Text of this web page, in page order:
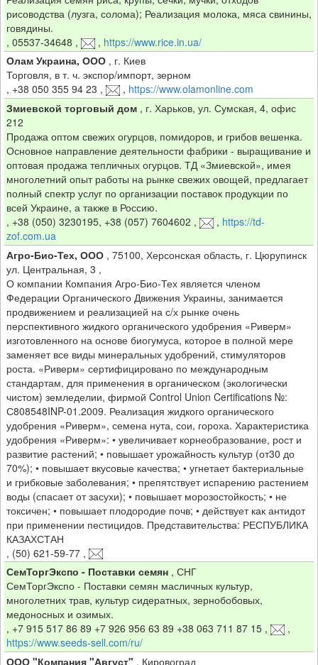
рисоводства (лузга, солома); Реализация молока, мяса свинины,
говядины.
, 05537-34648 , , https://www.rice.in.ua/
Олам Украина, ООО, г. Киев
Торговля, в т. ч. экспор/импорт, зерном
, +38 050 355 94 23 , , https://www.olamonline.com
Змиевской торговый дом, г. Харьков, ул. Сумская, 4, офис
212
Продажа оптом свежих огурцов, помидоров, и грибов вешенка.
Основное направление деятельности фабрики - выращивание и
оптовая продажа тепличных огурцов. ТД «Змиевской», имея
многолетний опыт работы на рынке свежих овощей, предлагает
полный спектр услуг по организации поставок продукции по
всей Украине, а также в Россию.
, +38 (050) 3230195, +38 (057) 7604602 , , https://td-
zof.com.ua
Агро-Био-Тех, ООО , 75100, Херсонская область, г. Цюрупинск
ул. Центральная, 3 ,
О компании Компания Агро-Био-Тех является членом
Федерации Органического Движения Украины, занимается
продвижением и реализацией на с/х рынке очень
перспективного жидкого органического удобрения «Риверм»
изготовленного на основе биогумуса, которое в полной мере
заменяет все виды минеральных удобрений, стимуляторов
роста. «Риверм» сертифицировано по международным
стандартам, для применения в органическом (экологически
чистом) земледелии, фирмой Control Union Certifications №:
С808548INP-01.2009. Реализация жидкого органического
удобрения «Риверм», семена нута, сои, гороха. Характеристика
удобрения «Риверм»: • увеличивает корнеобразование, рост и
развитие растений; • повышает урожайность культур (от30 до
70%); • повышает вкусовые качества; • угнетает бактериальные
и грибковые заболевания; • препятствует испарению растением
воды (спасает от засухи); • повышает морозостойкость; • не
токсичен; • повышает плодородие почв; • действует как антидот
при применении пестицидов. Представительства: РЕСПУБЛИКА
КАЗАХСТАН
, (50) 621-59-77 ,
СемТоргЭкспо - Поставки семян , СНГ
СемТоргЭкспо - Поставки семян масличных культур,
многолетних трав, культур сидератных, зернобобовых,
медоносных и озимых.
, +7 915 517 86 89 +7 926 956 63 89 +38 063 711 87 15,
,
https://www.seeds-sell.com/ru/
ООО "Компания "Август" , Кировоград